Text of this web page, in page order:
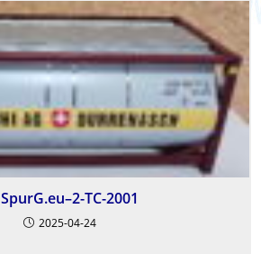
SpurG.eu–2-TC-2001
2025-04-24